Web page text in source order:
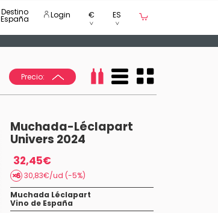
Destino
España Login € ES
Precio:
Muchada-Léclapart
Univers 2024
32,45€
30,83€/ud (-5%)
Muchada Léclapart
Vino de España